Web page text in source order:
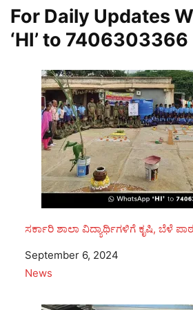
For Daily Updates
‘HI’ to 7406303366
ಸರ್ಕಾರಿ ಶಾಲಾ ವಿದ್ಯಾರ್ಥಿಗಳಿಗೆ ಕೃಷಿ, ಬೆಳೆ ಪಾಠ
Date
September 6, 2024
In relation to
News